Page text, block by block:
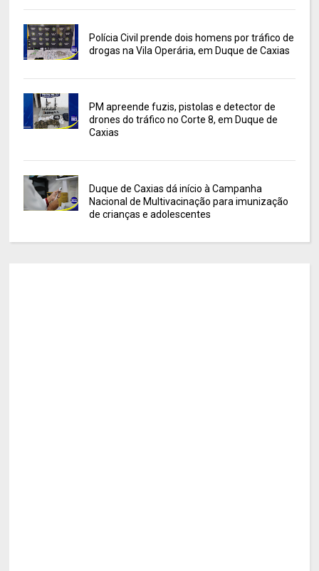
Polícia Civil prende dois homens por tráfico de
drogas na Vila Operária, em Duque de Caxias
PM apreende fuzis, pistolas e detector de
drones do tráfico no Corte 8, em Duque de
Caxias
Duque de Caxias dá início à Campanha
Nacional de Multivacinação para imunização
de crianças e adolescentes